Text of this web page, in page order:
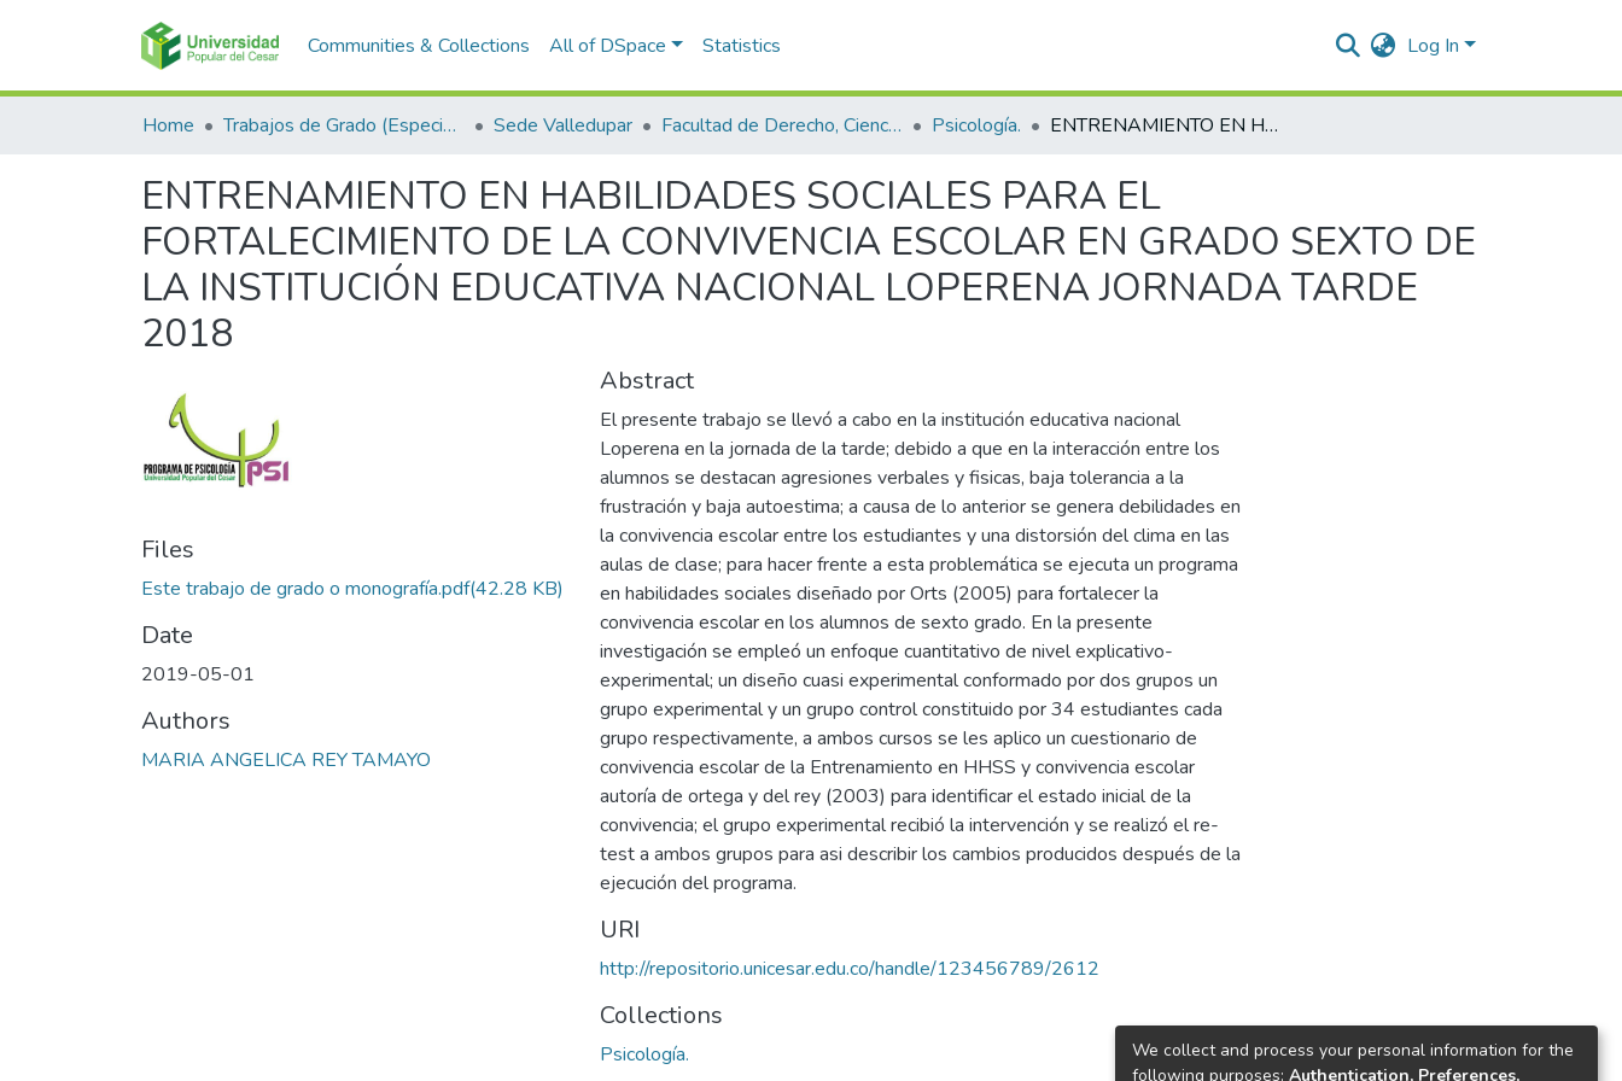
Communities & Collections All of DSpace Statistics Log In
Home Trabajos de Grado (Especializaciones y Pregrados) Sede Valledupar Facultad de Derecho, Ciencias Políticas y Sociales. Psicología. ENTRENAMIENTO EN HABILIDADES SOCIALES PARA EL FORTALECIMIENTO DE LA CONVIVENCIA ESCOLAR EN GRADO SEXTO DE LA INSTITUCIÓN EDUCATIVA NACIONAL LOPERENA JORNADA TARDE 2018
ENTRENAMIENTO EN HABILIDADES SOCIALES PARA EL
FORTALECIMIENTO DE LA CONVIVENCIA ESCOLAR EN GRADO SEXTO DE
LA INSTITUCIÓN EDUCATIVA NACIONAL LOPERENA JORNADA TARDE
2018
Files
Este trabajo de grado o monografía.pdf(42.28 KB)
Date
2019-05-01
Authors
MARIA ANGELICA REY TAMAYO
Abstract
El presente trabajo se llevó a cabo en la institución educativa nacional
Loperena en la jornada de la tarde; debido a que en la interacción entre los
alumnos se destacan agresiones verbales y fisicas, baja tolerancia a la
frustración y baja autoestima; a causa de lo anterior se genera debilidades en
la convivencia escolar entre los estudiantes y una distorsión del clima en las
aulas de clase; para hacer frente a esta problemática se ejecuta un programa
en habilidades sociales diseñado por Orts (2005) para fortalecer la
convivencia escolar en los alumnos de sexto grado. En la presente
investigación se empleó un enfoque cuantitativo de nivel explicativo-
experimental; un diseño cuasi experimental conformado por dos grupos un
grupo experimental y un grupo control constituido por 34 estudiantes cada
grupo respectivamente, a ambos cursos se les aplico un cuestionario de
convivencia escolar de la Entrenamiento en HHSS y convivencia escolar
autoría de ortega y del rey (2003) para identificar el estado inicial de la
convivencia; el grupo experimental recibió la intervención y se realizó el re-
test a ambos grupos para asi describir los cambios producidos después de la
ejecución del programa.
URI
http://repositorio.unicesar.edu.co/handle/123456789/2612
Collections
Psicología.
We collect and process your personal information for the
following purposes: Authentication, Preferences,